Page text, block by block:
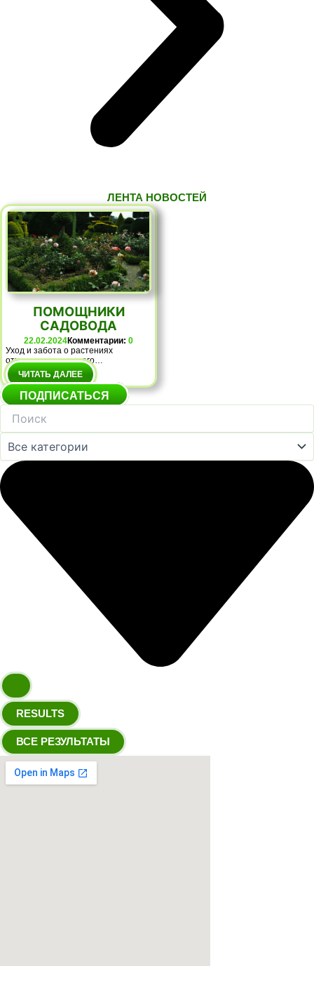
ЛЕНТА НОВОСТЕЙ
ПОМОЩНИКИ
САДОВОДА
22.02.2024Комментарии: 0
Уход и забота о растениях
отнимает очень много…
ЧИТАТЬ ДАЛЕЕ
ПОДПИСАТЬСЯ
RESULTS
ВСЕ РЕЗУЛЬТАТЫ